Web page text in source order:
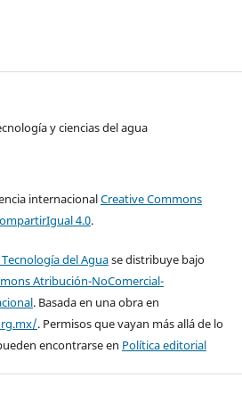
y ciencias del agua
internacionalCreative Commons
4.0.
del Aguase distribuye bajo
Atribución-NoComercial-
. Basada en una obra en
. Permisos que vayan más allá de lo
encontrarse en Política editorial